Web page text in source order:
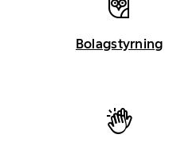
Bolagstyrning